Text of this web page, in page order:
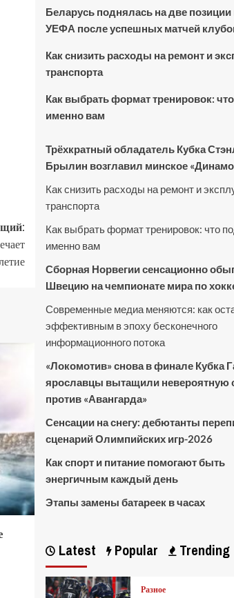
Беларусь поднялась на две позиции
УЕФА после успешных матчей
Как снизить расходы на ремонт и
транспорта
Как выбрать формат тренировок:
именно вам
Трёхкратный обладатель Кубка
Брылин возглавил минское
Как снизить расходы на ремонт и
транспорта
Как выбрать формат тренировок: что
именно вам
Сборная Норвегии сенсационно
Швецию на чемпионате мира по
Современные медиа меняются: как
эффективным в эпоху бесконечного
информационного потока
«Локомотив» снова в финале Кубка
ярославцы вытащили невероятную
против «Авангарда»
Сенсации на снегу: дебютанты
сценарий Олимпийских игр-2026
Как спорт и питание помогают быть
энергичным каждый день
Этапы замены батареек в часах
Latest Popular Trending
Разное